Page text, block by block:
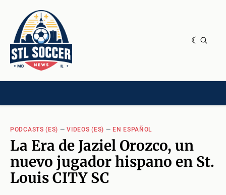
PODCASTS (ES) —VIDEOS (ES) — EN ESPAÑOL
La Era de Jaziel Orozco, un
nuevo jugador hispano en St.
Louis CITY SC